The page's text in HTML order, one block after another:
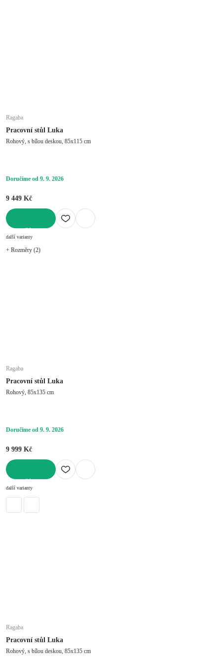
Ragaba
Pracovní stůl Luka
Rohový, s bílou deskou, 85x115 cm
Doručíme od 9. 9. 2026
9 449 Kč
další varianty
+ Rozměry (2)
Ragaba
Pracovní stůl Luka
Rohový, 85x135 cm
Doručíme od 9. 9. 2026
9 999 Kč
další varianty
Ragaba
Pracovní stůl Luka
Rohový, s bílou deskou, 85x135 cm